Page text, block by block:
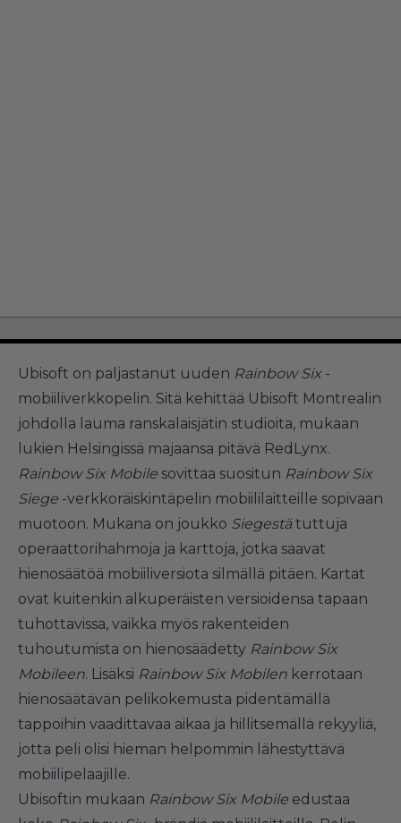
Ubisoft on paljastanut uuden Rainbow Six -
mobiiliverkkopelin. Sitä kehittää Ubisoft Montrealin
johdolla lauma ranskalaisjätin studioita, mukaan
lukien Helsingissä majaansa pitävä RedLynx.
Rainbow Six Mobile sovittaa suositun Rainbow Six
Siege -verkkoräiskintäpelin mobiililaitteille sopivaan
muotoon. Mukana on joukko Siegestätuttuja
operaattorihahmoja ja karttoja, jotka saavat
hienosäätöä mobiiliversiota silmällä pitäen. Kartat
ovat kuitenkin alkuperäisten versioidensa tapaan
tuhottavissa, vaikka myös rakenteiden
tuhoutumista on hienosäädetty Rainbow Six
Mobileen. Lisäksi Rainbow Six Mobilen kerrotaan
hienosäätävän pelikokemusta pidentämällä
tappoihin vaadittavaa aikaa ja hillitsemällä rekyyliä,
jotta peli olisi hieman helpommin lähestyttävä
mobiilipelaajille.
Ubisoftin mukaan Rainbow Six Mobile edustaa